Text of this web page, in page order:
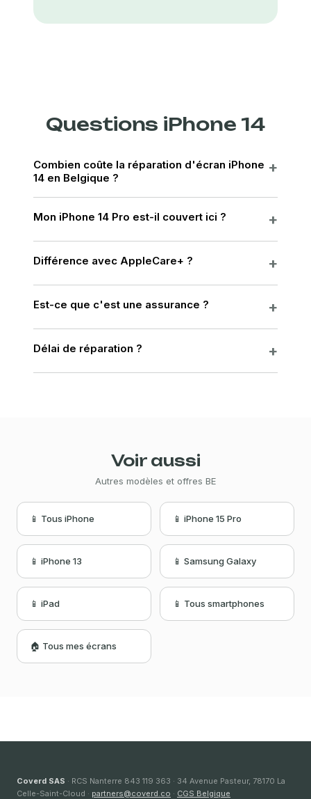
Questions iPhone 14
Combien coûte la réparation d'écran iPhone
14 en Belgique ?
Mon iPhone 14 Pro est-il couvert ici ?
Différence avec AppleCare+ ?
Est-ce que c'est une assurance ?
Délai de réparation ?
Voir aussi
Autres modèles et offres BE
📱 Tous iPhone 📱 iPhone 15 Pro
📱 iPhone 13 📱 Samsung Galaxy
📱 iPad 📱 Tous smartphones
🏠 Tous mes écrans
Coverd SAS · RCS Nanterre 843 119 363 · 34 Avenue Pasteur, 78170 La
Celle-Saint-Cloud · partners@coverd.co · CGS Belgique